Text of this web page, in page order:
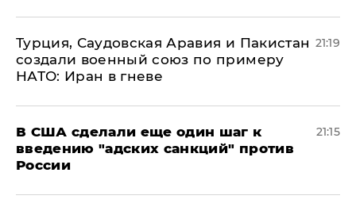
Турция, Саудовская Аравия и Пакистан
создали военный союз по примеру
НАТО: Иран в гневе
21:19
В США сделали еще один шаг к
введению "адских санкций" против
России
21:15